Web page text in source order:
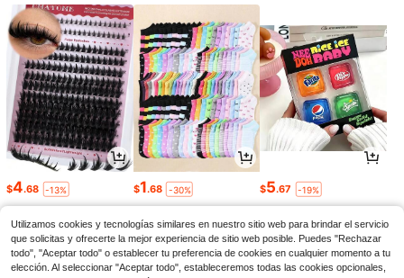
$4.68 -13% $1.68 -30% $5.67 -19%
Utilizamos cookies y tecnologías similares en nuestro sitio web para brindar el servicio
que solicitas y ofrecerte la mejor experiencia de sitio web posible. Puedes "Rechazar
todo", "Aceptar todo" o establecer tu preferencia de cookies en cualquier momento a tu
elección. Al seleccionar "Aceptar todo", estableceremos todas las cookies opcionales,